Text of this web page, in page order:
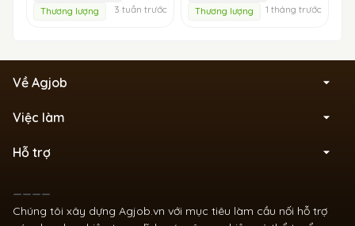
Thương lượng
3 tuần trước
Thương lượng
1 tháng trước
Về Agjob
Việc làm
Hỗ trợ
Chúng tôi xây dựng Agjob.vn với mục tiêu làm cầu nối hỗ trợ